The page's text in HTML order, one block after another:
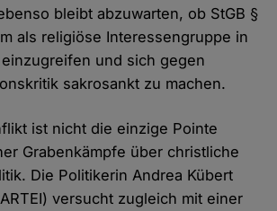
bleibt abzuwarten, ob StGB §
als religiöse Interessengruppe in
und sich gegen
sakrosankt zu machen.
ist nicht die einzige Pointe
Grabenkämpfe über christliche
Die Politikerin Andrea Kübert
versucht zugleich mit einer